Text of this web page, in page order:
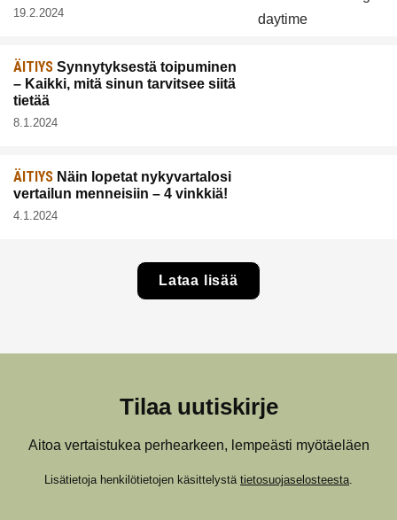
19.2.2024
ÄITIYS Synnytyksestä toipuminen
– Kaikki, mitä sinun tarvitsee siitä
tietää
8.1.2024
ÄITIYS Näin lopetat nykyvartalosi
vertailun menneisiin – 4 vinkkiä!
4.1.2024
Lataa lisää
Tilaa uutiskirje
Aitoa vertaistukea perhearkeen, lempeästi myötäeläen
Lisätietoja henkilötietojen käsittelystä tietosuojaselosteesta.